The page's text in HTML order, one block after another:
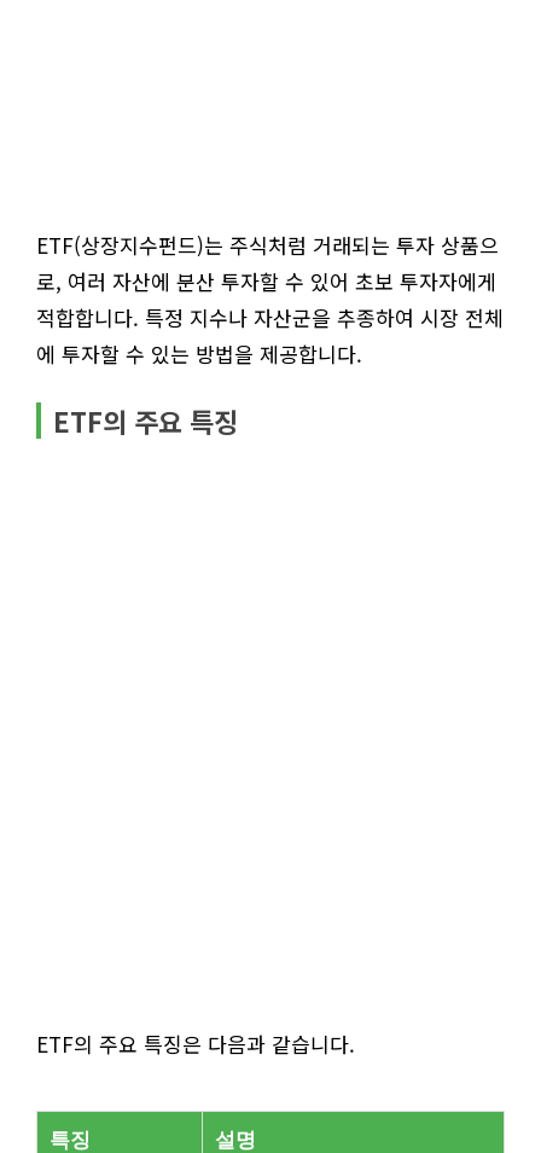
ETF(상장지수펀드)는 주식처럼 거래되는 투자 상품으
로, 여러 자산에 분산 투자할 수 있어 초보 투자자에게
적합합니다. 특정 지수나 자산군을 추종하여 시장 전체
에 투자할 수 있는 방법을 제공합니다.
ETF의 주요 특징
ETF의 주요 특징은 다음과 같습니다.
특징 설명